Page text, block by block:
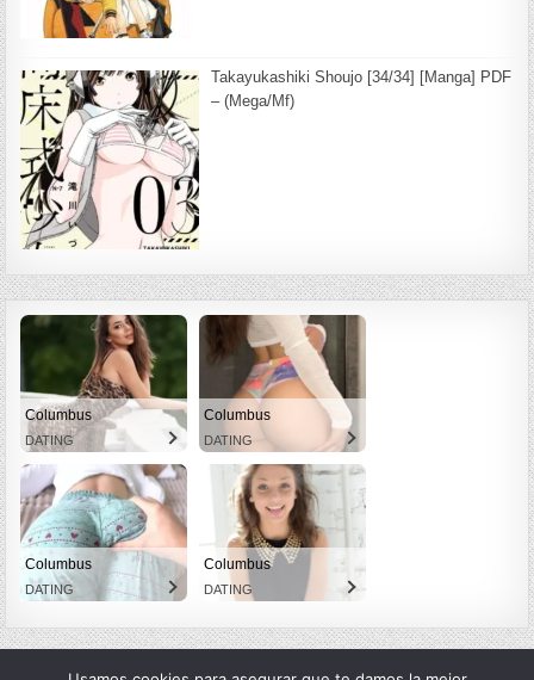
Takayukashiki Shoujo [34/34] [Manga] PDF
– (Mega/Mf)
Columbus
DATING
Columbus
DATING
Columbus
DATING
Columbus
DATING